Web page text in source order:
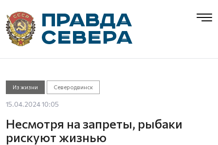
Из жизни Северодвинск
15.04.2024 10:05
Несмотря на запреты, рыбаки
рискуют жизнью